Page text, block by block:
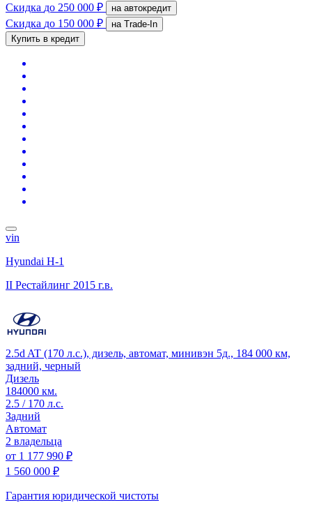
Скидка до 250 000 ₽ на автокредит
Скидка до 150 000 ₽
на Trade-In
Купить в кредит
vin
Hyundai H-1
II Рестайлинг 2015 г.в.
2.5d AT (170 л.с.), дизель, автомат, минивэн 5д., 184 000 км,
задний, черный
Дизель
184000 км.
2.5 / 170 л.с.
Задний
Автомат
2 владельца
от 1 177 990 ₽
1 560 000 ₽
Гарантия юридической чистоты